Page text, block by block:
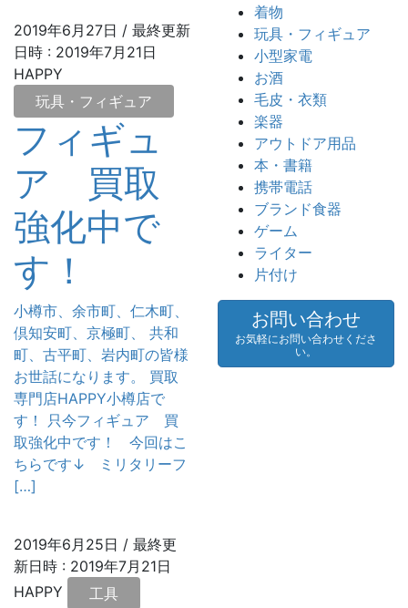
2019年6月27日 / 最終更新
日時 : 2019年7月21日
HAPPY
玩具・フィギュア
フィギュ
ア 買取
強化中で
す！
小樽市、余市町、仁木町、
倶知安町、京極町、 共和
町、古平町、岩内町の皆様
お世話になります。 買取
専門店HAPPY小樽店で
す！ 只今フィギュア 買
取強化中です！ 今回はこ
ちらです↓ ミリタリーフ
[…]
2019年6月25日 / 最終更
新日時 : 2019年7月21日
HAPPY
工具
着物
玩具・フィギュア
小型家電
お酒
毛皮・衣類
楽器
アウトドア用品
本・書籍
携帯電話
ブランド食器
ゲーム
ライター
片付け
お問い合わせ
お気軽にお問い合わせくださ
い。